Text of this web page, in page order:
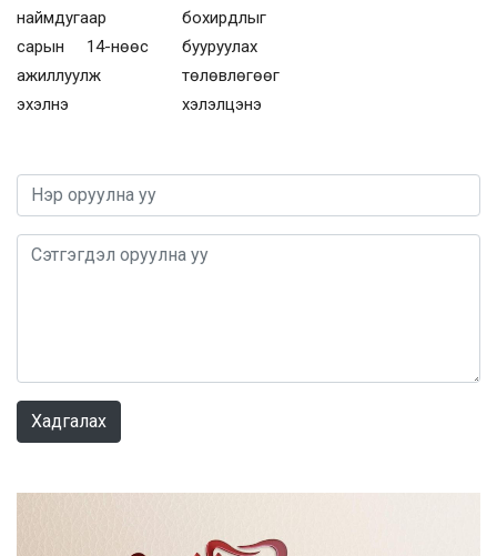
наймдугаар
сарын 14-нөөс
ажиллуулж
эхэлнэ
бохирдлыг
бууруулах
төлөвлөгөөг
хэлэлцэнэ
Хадгалах